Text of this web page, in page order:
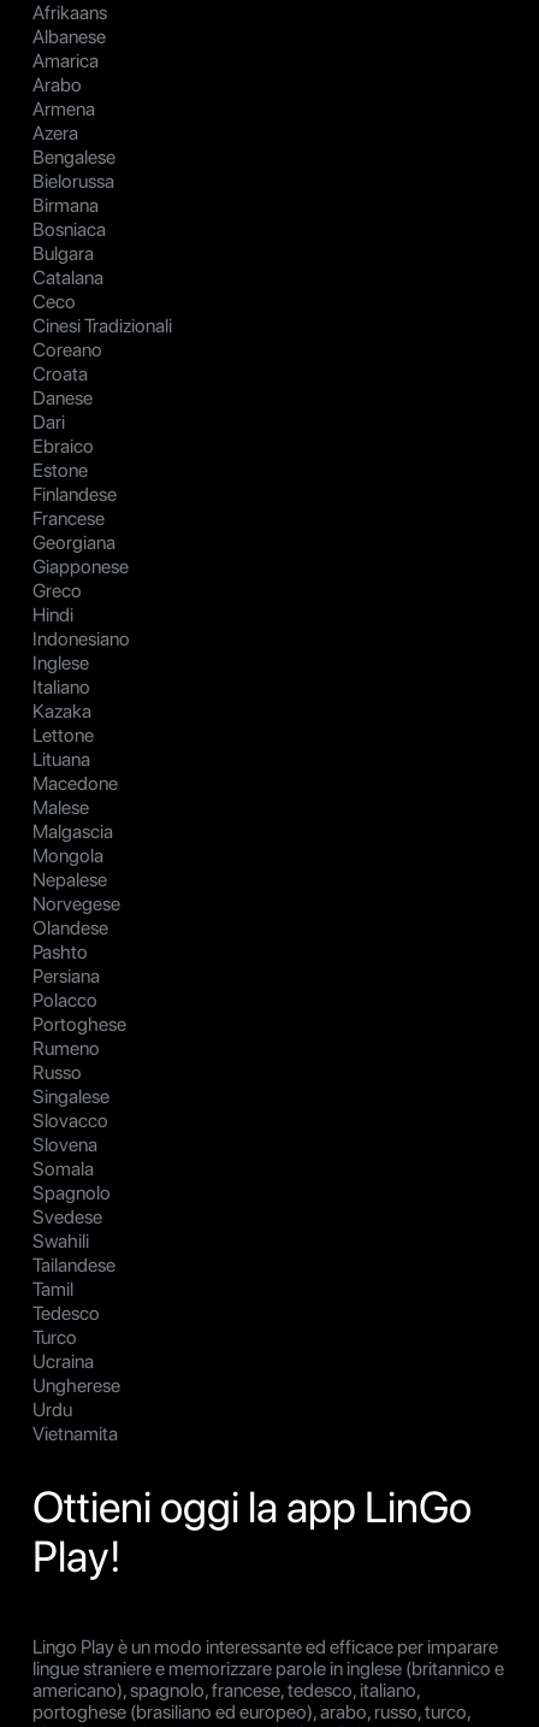
Afrikaans
Albanese
Amarica
Arabo
Armena
Azera
Bengalese
Bielorussa
Birmana
Bosniaca
Bulgara
Catalana
Ceco
Cinesi Tradizionali
Coreano
Croata
Danese
Dari
Ebraico
Estone
Finlandese
Francese
Georgiana
Giapponese
Greco
Hindi
Indonesiano
Inglese
Italiano
Kazaka
Lettone
Lituana
Macedone
Malese
Malgascia
Mongola
Nepalese
Norvegese
Olandese
Pashto
Persiana
Polacco
Portoghese
Rumeno
Russo
Singalese
Slovacco
Slovena
Somala
Spagnolo
Svedese
Swahili
Tailandese
Tamil
Tedesco
Turco
Ucraina
Ungherese
Urdu
Vietnamita
Ottieni oggi la app LinGo
Play!
Lingo Play è un modo interessante ed efficace per imparare
lingue straniere e memorizzare parole in inglese (britannico e
americano), spagnolo, francese, tedesco, italiano,
portoghese (brasiliano ed europeo), arabo, russo, turco,